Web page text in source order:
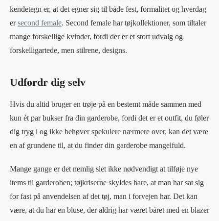
kendetegn er, at det egner sig til både fest, formalitet og hverdag
ersecond female. Second female har tøjkollektioner, som tiltaler
mange forskellige kvinder, fordi der er et stort udvalg og
forskelligartede, men stilrene, designs.
Udfordr dig selv
Hvis du altid bruger en trøje på en bestemt måde sammen med
kun ét par bukser fra din garderobe, fordi det er et outfit, du føler
dig tryg i og ikke behøver spekulere nærmere over, kan det være
en af grundene til, at du finder din garderobe mangelfuld.
Mange gange er det nemlig slet ikke nødvendigt at tilføje nye
items til garderoben; tøjkriserne skyldes bare, at man har sat sig
for fast på anvendelsen af det tøj, man i forvejen har. Det kan
være, at du har en bluse, der aldrig har været båret med en blazer